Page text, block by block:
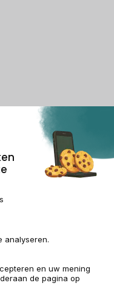
van cookies
voorbehouden.